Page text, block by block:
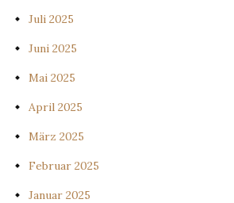
Juli 2025
Juni 2025
Mai 2025
April 2025
März 2025
Februar 2025
Januar 2025